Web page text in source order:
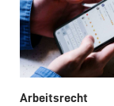
Arbeitsrecht